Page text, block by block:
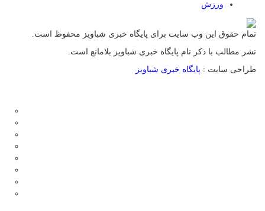
ورزش
تمام حقوق این وب سایت برای پایگاه خبری شباویز محفوظ است.
نشر مطالب با ذکر نام پایگاه خبری شباویز بلامانع است.
طراحی سایت : پایگاه خبری شباویز